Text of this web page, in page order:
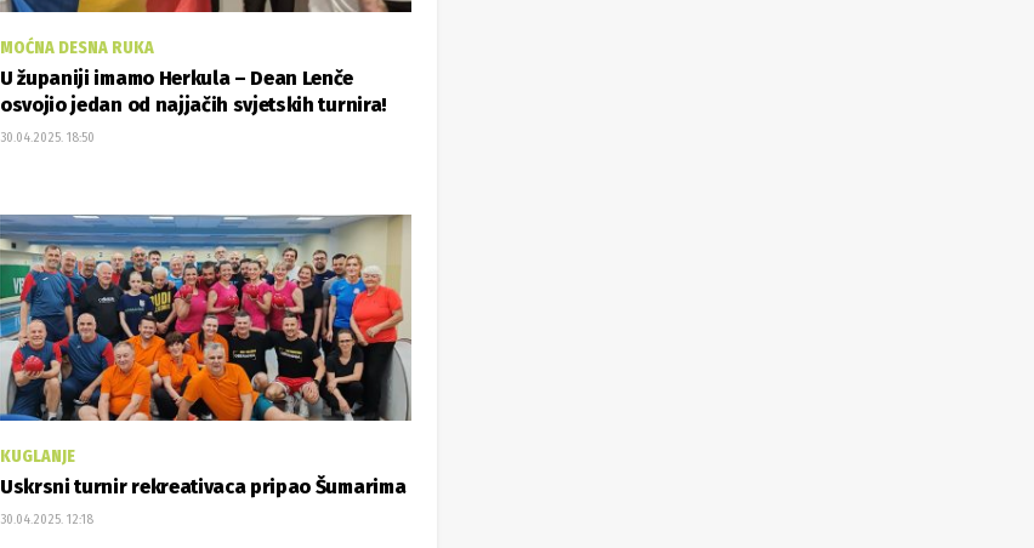
MOĆNA DESNA RUKA
U županiji imamo Herkula – Dean Lenče
osvojio jedan od najjačih svjetskih turnira!
30.04.2025. 18:50
KUGLANJE
Uskrsni turnir rekreativaca pripao Šumarima
30.04.2025. 12:18